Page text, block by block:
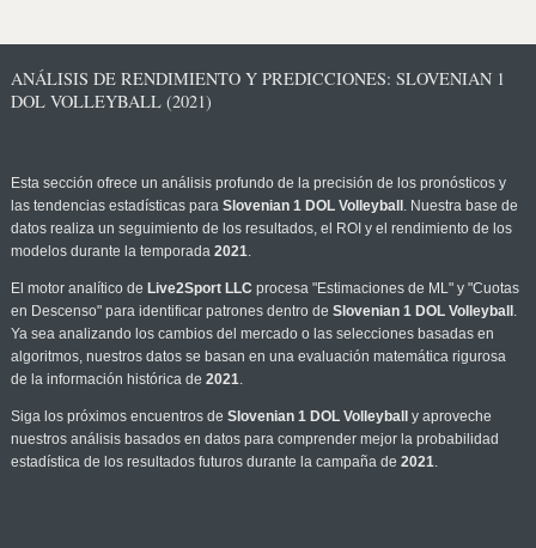
ANÁLISIS DE RENDIMIENTO Y PREDICCIONES: SLOVENIAN 1
DOL VOLLEYBALL (2021)
Esta sección ofrece un análisis profundo de la precisión de los pronósticos y
las tendencias estadísticas para Slovenian 1 DOL Volleyball . Nuestra base de
datos realiza un seguimiento de los resultados, el ROI y el rendimiento de los
modelos durante la temporada 2021.
El motor analítico de Live2Sport LLC procesa "Estimaciones de ML" y "Cuotas
en Descenso" para identificar patrones dentro de Slovenian 1 DOL Volleyball .
Ya sea analizando los cambios del mercado o las selecciones basadas en
algoritmos, nuestros datos se basan en una evaluación matemática rigurosa
de la información histórica de 2021.
Siga los próximos encuentros de Slovenian 1 DOL Volleyball
y aproveche
nuestros análisis basados en datos para comprender mejor la probabilidad
estadística de los resultados futuros durante la campaña de 2021.